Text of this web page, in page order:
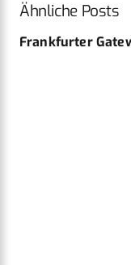
Ähnliche Posts
Frankfurter